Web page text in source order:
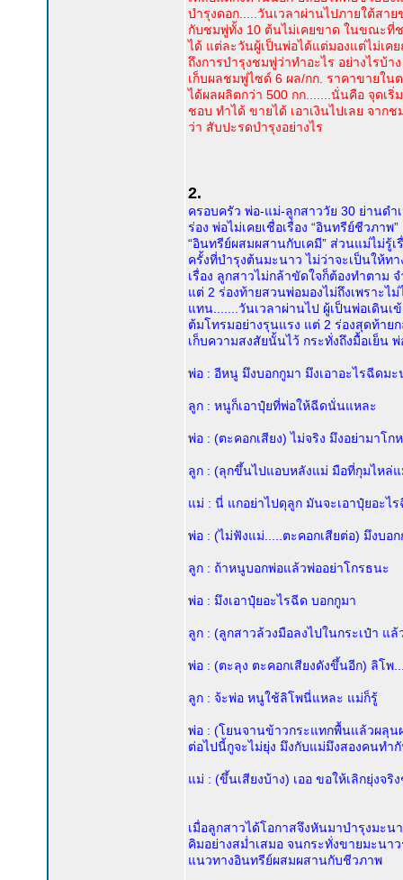
บำรุงดอก.....วันเวลาผ่านไปภายใต้สา
กับชมพู่ทั้ง 10 ต้นไม่เคยขาด ในขณะที่ช
ได้ แต่ละวันผู้เป็นพ่อได้แต่มองแต่ไม่เค
ถึงการบำรุงชมพู่ว่าทำอะไร อย่างไรบ้
เก็บผลชมพู่ไซด์ 6 ผล/กก. ราคาขายใ
ได้ผลผลิตกว่า 500 กก.......นั่นคือ จุดเ
ชอบ ทำได้ ขายได้ เอาเงินไปเลย จาก
ว่า สับปะรดบำรุงอย่างไร
2.
ครอบครัว พ่อ-แม่-ลูกสาววัย 30 ย่านด
ร่อง พ่อไม่เคยเชื่อเรื่อง “อินทรีย์ชีวภาพ
“อินทรีย์ผสมผสานกับเคมี” ส่วนแม่ไม่รู้
ครั้งที่บำรุงต้นมะนาว ไม่ว่าจะเป็นให้ท
เรื่อง ลูกสาวไม่กล้าขัดใจก็ต้องทำตาม
แต่ 2 ร่องท้ายสวนพ่อมองไม่ถึงเพราะไ
แทน.......วันเวลาผ่านไป ผู้เป็นพ่อเดินเ
ต้มโทรมอย่างรุนแรง แต่ 2 ร่องสุดท้า
เก็บความสงสัยนั้นไว้ กระทั่งถึงมื้อเย็น
พ่อ : อีหนู มึงบอกกูมา มึงเอาอะไรฉีดมะ
ลูก : หนูก็เอาปุ๋ยที่พ่อให้ฉีดนั่นแหละ
พ่อ : (ตะคอกเสียง) ไม่จริง มึงอย่ามาโก
ลูก : (ลุกขึ้นไปแอบหลังแม่ มือที่กุมไหล่
แม่ : นี่ แกอย่าไปดุลูก มันจะเอาปุ๋ยอะ
พ่อ : (ไม่ฟังแม่.....ตะคอกเสียต่อ) มึงบอ
ลูก : ถ้าหนูบอกพ่อแล้วพ่ออย่าโกรธนะ
พ่อ : มึงเอาปุ๋ยอะไรฉีด บอกกูมา
ลูก : (ลูกสาวล้วงมือลงไปในกระเป๋า
พ่อ : (ตะลุง ตะคอกเสียงดังขึ้นอีก) ลิโพ
ลูก : จ้ะพ่อ หนูใช้ลิโพนี่แหละ แม่ก็รู้
พ่อ : (โยนจานข้าวกระแทกพื้นแล้วผลุน
ต่อไปนี้กูจะไม่ยุ่ง มึงกับแม่มึงสองคนทำ
แม่ : (ขึ้นเสียงบ้าง) เออ ขอให้เลิกยุ่งจริ
เมื่อลูกสาวได้โอกาสจึงหันมาบำรุงมะ
คิมอย่างสม่ำเสมอ จนกระทั่งขายมะน
แนวทางอินทรีย์ผสมผสานกับชีวภาพ